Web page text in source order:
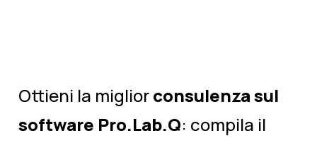
Ottieni la migliorconsulenza sul
software Pro.Lab.Q: compila il